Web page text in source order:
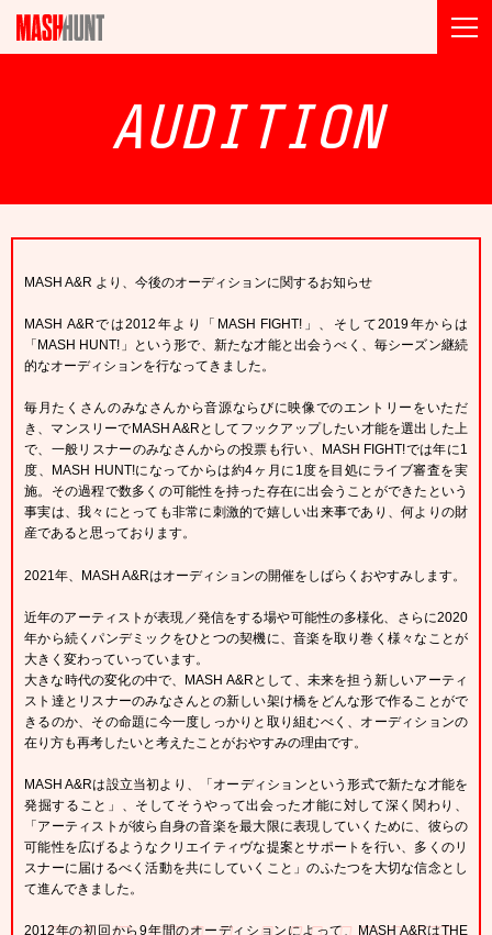
AUDITION
MASH A&R より、今後のオーディションに関するお知らせ
MASH A&Rでは2012年より「MASH FIGHT!」、そして2019年からは
「MASH HUNT!」という形で、新たな才能と出会うべく、毎シーズン継続
的なオーディションを行なってきました。
毎月たくさんのみなさんから音源ならびに映像でのエントリーをいただ
き、マンスリーでMASH A&Rとしてフックアップしたい才能を選出した上
で、一般リスナーのみなさんからの投票も行い、MASH FIGHT!では年に1
度、MASH HUNT!になってからは約4ヶ月に1度を目処にライブ審査を実
施。その過程で数多くの可能性を持った存在に出会うことができたという
事実は、我々にとっても非常に刺激的で嬉しい出来事であり、何よりの財
産であると思っております。
2021年、MASH A&Rはオーディションの開催をしばらくおやすみします。
近年のアーティストが表現／発信をする場や可能性の多様化、さらに2020
年から続くパンデミックをひとつの契機に、音楽を取り巻く様々なことが
大きく変わっていっています。
大きな時代の変化の中で、MASH A&Rとして、未来を担う新しいアーティ
スト達とリスナーのみなさんとの新しい架け橋をどんな形で作ることがで
きるのか、その命題に今一度しっかりと取り組むべく、オーディションの
在り方も再考したいと考えたことがおやすみの理由です。
MASH A&Rは設立当初より、「オーディションという形式で新たな才能を
発掘すること」、そしてそうやって出会った才能に対して深く関わり、
「アーティストが彼ら自身の音楽を最大限に表現していくために、彼らの
可能性を広げるようなクリエイティヴな提案とサポートを行い、多くのリ
スナーに届けるべく活動を共にしていくこと」のふたつを大切な信念とし
て進んできました。
2012年の初回から9年間のオーディションによって、MASH A&RはTHE